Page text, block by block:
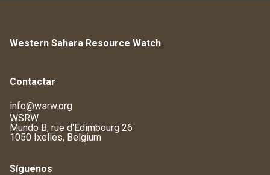
Western Sahara Resource Watch
Contactar
info@wsrw.org
WSRW
Mundo B, rue d'Edimbourg 26
1050 Ixelles, Belgium
Síguenos